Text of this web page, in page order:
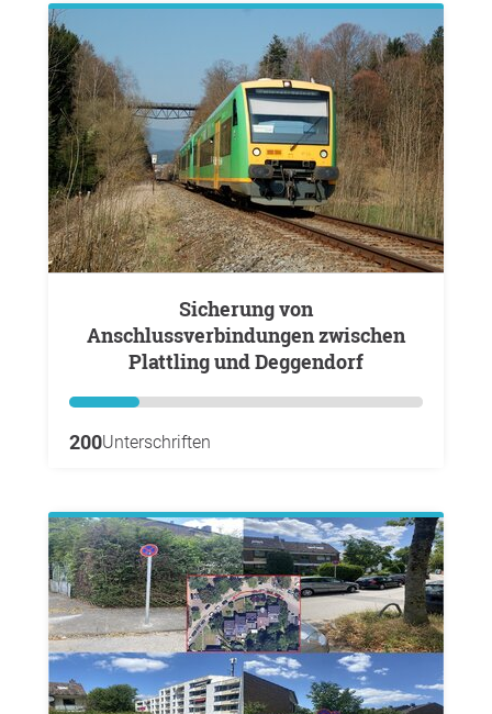
Sicherung von
Anschlussverbindungen zwischen
Plattling und Deggendorf
200Unterschriften